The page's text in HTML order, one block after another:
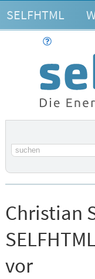
SELFHTML
Suchbegriff
Christian
vor